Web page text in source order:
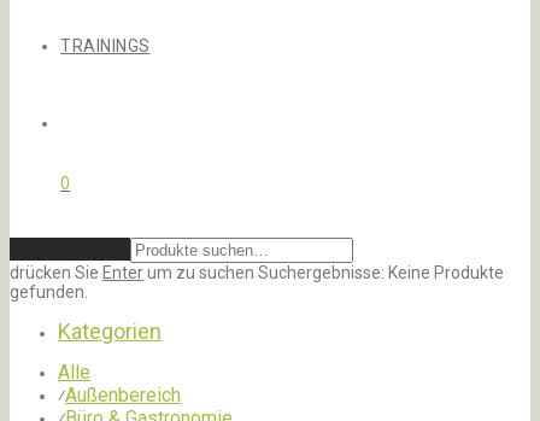
TRAININGS
0
drücken Sie Enterum zu suchen Suchergebnisse: Keine Produkte
gefunden.
Kategorien
Alle
⁄Außenbereich